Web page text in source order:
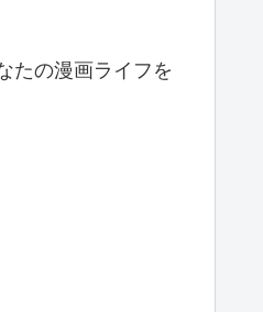
たの漫画ライフを